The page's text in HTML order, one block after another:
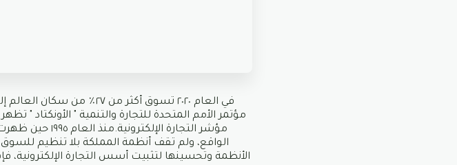
في العام ٢٠٢٠ تسوق أكثر
مؤشر التجارة
الواقع، ولم تقف أنظمة المملكة بلا تنظيم
الأنظمة وتحسينها لتثبيت أسس التجارة الإلكترونية،